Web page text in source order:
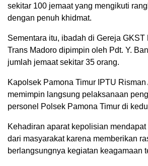
sekitar 100 jemaat yang mengikuti
dengan penuh khidmat.
Sementara itu, ibadah di Gereja
Trans Madoro dipimpin oleh Pdt. Y.
jumlah jemaat sekitar 35 orang.
Kapolsek Pamona Timur IPTU Risman
memimpin langsung pelaksanaan
personel Polsek Pamona Timur di
Kehadiran aparat kepolisian
dari masyarakat karena memberikan
berlangsungnya kegiatan keagamaan